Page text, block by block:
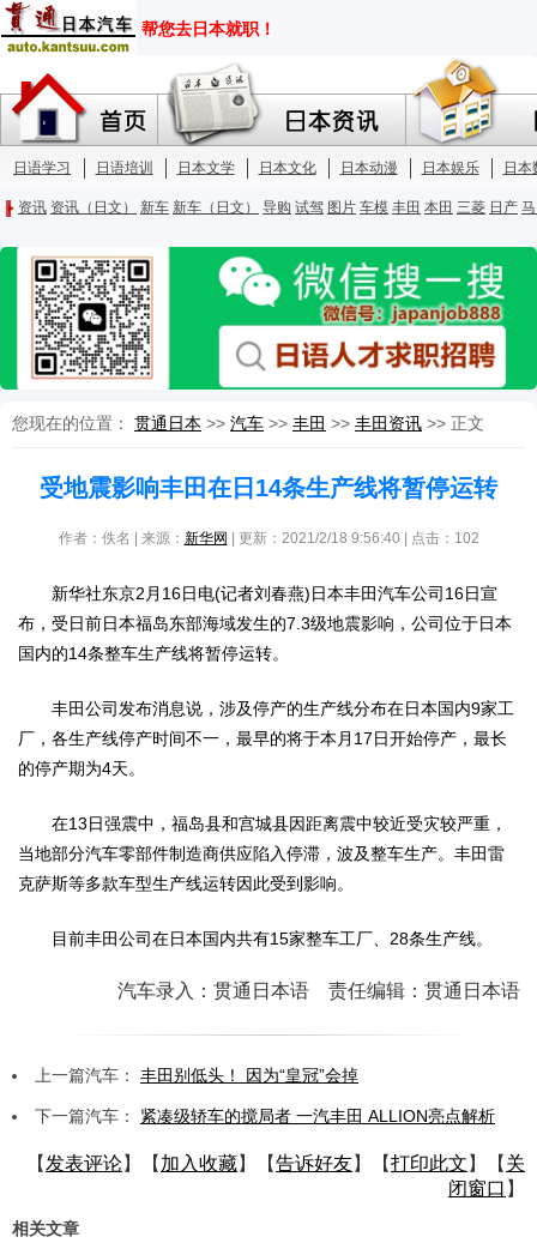
您现在的位置： 贯通日本 >> 汽车 >> 丰田 >> 丰田资讯 >> 正文
受地震影响丰田在日14条生产线将暂停运转
作者：佚名 | 来源： 新华网 | 更新：2021/2/18 9:56:40 | 点击： 102
新华社东京2月16日电(记者刘春燕)日本丰田汽车公司16日宣
布，受日前日本福岛东部海域发生的7.3级地震影响，公司位于日本
国内的14条整车生产线将暂停运转。
丰田公司发布消息说，涉及停产的生产线分布在日本国内9家工
厂，各生产线停产时间不一，最早的将于本月17日开始停产，最长
的停产期为4天。
在13日强震中，福岛县和宫城县因距离震中较近受灾较严重，
当地部分汽车零部件制造商供应陷入停滞，波及整车生产。丰田雷
克萨斯等多款车型生产线运转因此受到影响。
目前丰田公司在日本国内共有15家整车工厂、28条生产线。
汽车录入：贯通日本语 责任编辑：贯通日本语
上一篇汽车： 丰田别低头！ 因为“皇冠”会掉
下一篇汽车： 紧凑级轿车的搅局者 一汽丰田 ALLION亮点解析
【 发表评论】【 加入收藏】【告诉好友】【打印此文 】【 关
闭窗口 】
相关文章